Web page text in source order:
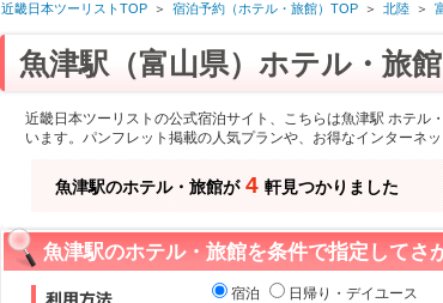
近畿日本ツーリストTOP ＞ 宿泊予約（ホテル・旅館）TOP ＞ 北陸 ＞
魚津駅（富山県）ホテル・旅
近畿日本ツーリストの公式宿泊サイト、こちらは魚津駅 ホテル
います。パンフレット掲載の人気プランや、お得なインターネ
魚津駅のホテル・旅館が 4 軒見つかりました
魚津駅のホテル・旅館を条件で指定してさ
宿泊 日帰り・デイユース